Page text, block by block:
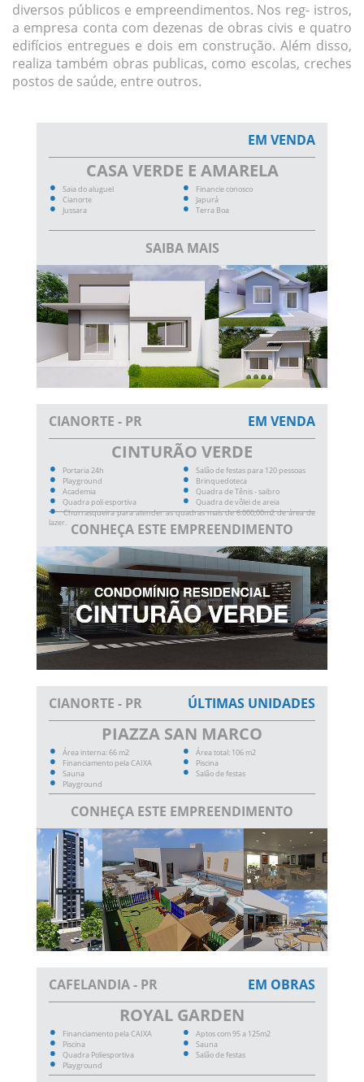
diversos públicos e empreendimentos. Nos reg- istros,
a empresa conta com dezenas de obras civis e quatro
edifícios entregues e dois em construção. Além disso,
realiza também obras publicas, como escolas, creches
postos de saúde, entre outros.
EM VENDA
CASA VERDE E AMARELA
Saia do aluguel
Financie conosco
Cianorte
Japurá
Jussara
Terra Boa
SAIBA MAIS
CIANORTE - PR EM VENDA
CINTURÃO VERDE
Portaria 24h
Salão de festas para 120 pessoas
Playground
Brinquedoteca
Academia
Quadra de Tênis - saibro
Quadra poli esportiva
Quadra de vôlei de areia
Churrasqueira para atender as quadras mais de 6.000,00m2 de área de
lazer. CONHEÇA ESTE EMPREENDIMENTO
CIANORTE - PR ÚLTIMAS UNIDADES
PIAZZA SAN MARCO
Área interna: 66 m2
Área total: 106 m2
Financiamento pela CAIXA
Piscina
Sauna
Salão de festas
Playground
CONHEÇA ESTE EMPREENDIMENTO
CAFELANDIA - PR EM OBRAS
ROYAL GARDEN
Financiamento pela CAIXA
Aptos com 95 a 125m2
Piscina
Sauna
Quadra Poliesportiva
Salão de festas
Playground